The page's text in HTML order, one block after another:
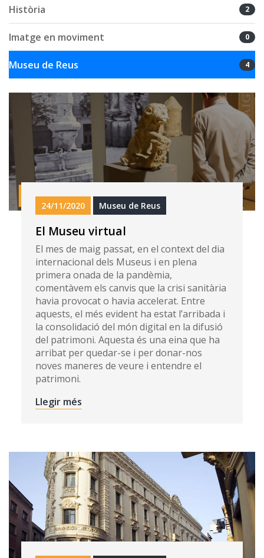
24/11/2020 Museu de Reus
El Museu virtual
El mes de maig passat, en el context del dia
internacional dels Museus i en plena
primera onada de la pandèmia,
comentàvem els canvis que la crisi sanitària
havia provocat o havia accelerat. Entre
aquests, el més evident ha estat l’arribada i
la consolidació del món digital en la difusió
del patrimoni. Aquesta és una eina que ha
arribat per quedar-se i per donar-nos
noves maneres de veure i entendre el
patrimoni.
Llegir més
Història 2
Imatge en moviment 0
Museu de Reus 4